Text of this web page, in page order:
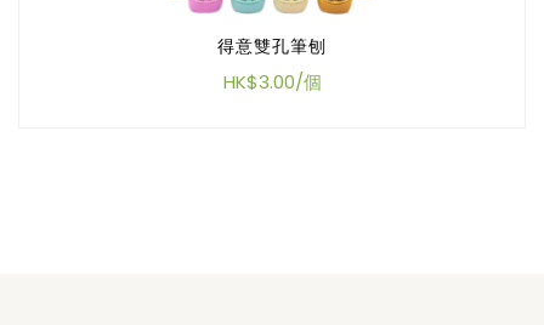
得意雙孔筆刨
HK$3.00/個